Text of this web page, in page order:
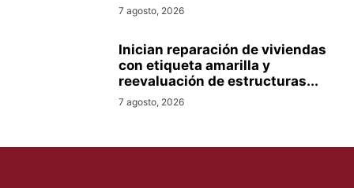
7 agosto, 2026
Inician reparación de viviendas
con etiqueta amarilla y
reevaluación de estructuras...
7 agosto, 2026